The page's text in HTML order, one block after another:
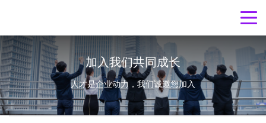
加入我们共同成长
人才是企业动力，我们诚邀您加入